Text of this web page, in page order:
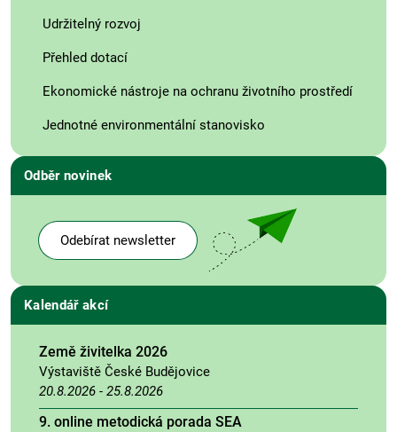
Udržitelný rozvoj
Přehled dotací
Ekonomické nástroje na ochranu životního prostředí
Jednotné environmentální stanovisko
Odběr novinek
Odebírat newsletter
Kalendář akcí
Země živitelka 2026
Výstaviště České Budějovice
20.8.2026 - 25.8.2026
9. online metodická porada SEA